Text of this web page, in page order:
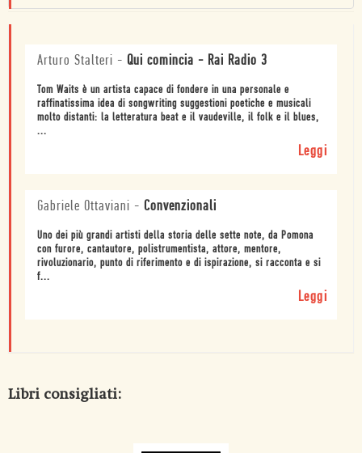
Arturo Stalteri - Qui comincia - Rai Radio 3
Tom Waits è un artista capace di fondere in una personale e
raffinatissima idea di songwriting suggestioni poetiche e musicali
molto distanti: la letteratura beat e il vaudeville, il folk e il blues,
...
Leggi
Gabriele Ottaviani - Convenzionali
Uno dei più grandi artisti della storia delle sette note, da Pomona
con furore, cantautore, polistrumentista, attore, mentore,
rivoluzionario, punto di riferimento e di ispirazione, si racconta e si
f...
Leggi
Libri consigliati: